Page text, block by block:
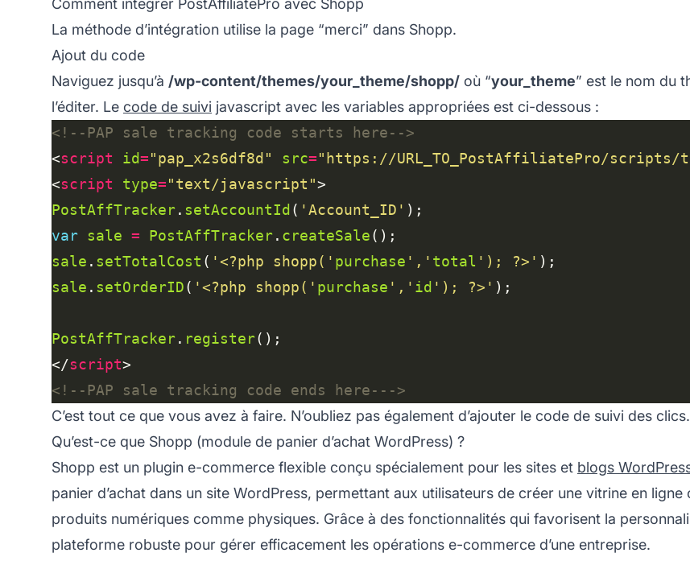
La méthode d’intégration utilise la page “merci” dans Shopp.
Ajout du code
Naviguez jusqu’à /wp-content/themes/your_theme/shopp/ où “your_theme” est le nom du
l’éditer. Le code de suivi javascript avec les variables appropriées est ci-dessous :
<!--PAP sale tracking code starts here-->
<script id="pap_x2s6df8d" src="https://URL_TO_PostAffiliatePro/
<script type="text/javascript"
PostAffTracker. setAccountId( 'Account_ID'
var sale = PostAffTracker. createSale
sale . setTotalCost ( '<?php shopp(' purchase ',' total '); ?>'
sale . setOrderID( '<?php shopp(' purchase ',' id '); ?>'
PostAffTracker. register
</script
<!--PAP sale tracking code ends here--->
C’est tout ce que vous avez à faire. N’oubliez pas également d’ajouter le code de suivi des clics.
Qu’est-ce que Shopp (module de panier d’achat WordPress) ?
Shopp est un plugin e-commerce flexible conçu spécialement pour les sites et blogs
panier d’achat dans un site WordPress, permettant aux utilisateurs de créer une vitrine en
produits numériques comme physiques. Grâce à des fonctionnalités qui favorisent la
plateforme robuste pour gérer efficacement les opérations e-commerce d’une entreprise.